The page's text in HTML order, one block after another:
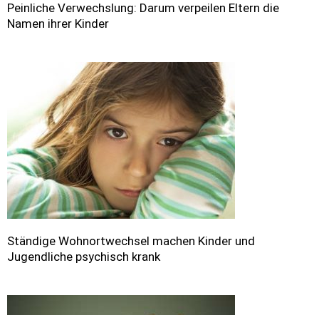
Peinliche Verwechslung: Darum verpeilen Eltern die
Namen ihrer Kinder
Ständige Wohnortwechsel machen Kinder und
Jugendliche psychisch krank